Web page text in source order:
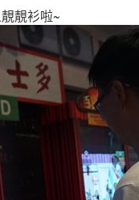
靚衫啦~